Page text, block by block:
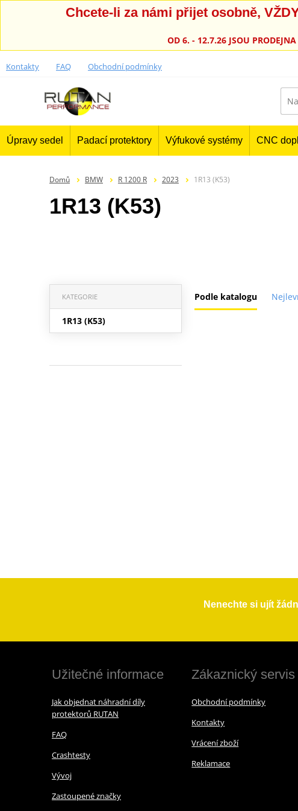
Chcete-li za námi přijet osobně,
OD 6. - 12.7.26 JSOU
Kontakty FAQ Obchodní podmínky
Úpravy sedel Padací protektory Výfukové systémy CNC
Domů BMW R 1200 R 2023 1R13 (K53)
1R13 (K53)
Podle katalogu
KATEGORIE
1R13 (K53)
Nenechte si ujít
Užitečné informace
Jak objednat náhradní díly
protektorů RUTAN
FAQ
Crashtesty
Vývoj
Zastoupené značky
Zákaznický servis
Obchodní podmínky
Kontakty
Vrácení zboží
Reklamace